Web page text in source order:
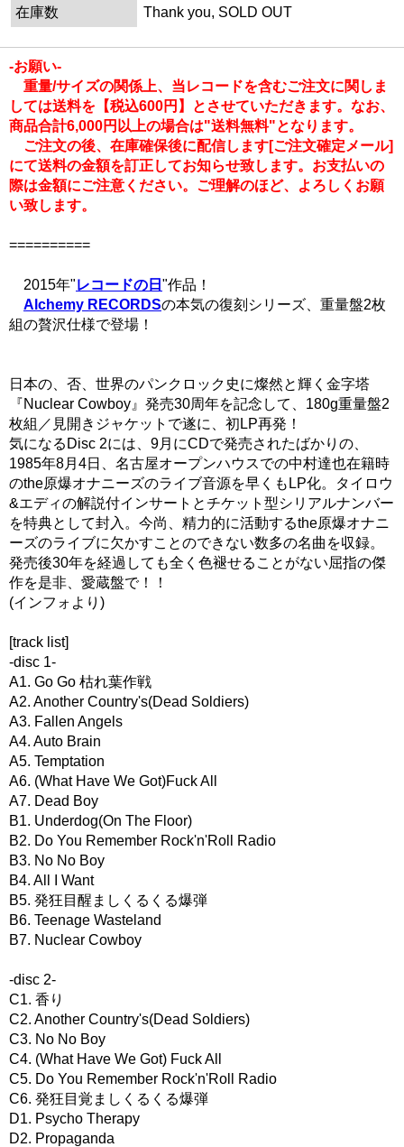
在庫数
Thank you, SOLD OUT
-お願い-
重量/サイズの関係上、当レコードを含むご注文に関しま
しては送料を【税込600円】とさせていただきます。なお、
商品合計6,000円以上の場合は"送料無料"となります。
ご注文の後、在庫確保後に配信します[ご注文確定メール]
にて送料の金額を訂正してお知らせ致します。お支払いの
際は金額にご注意ください。ご理解のほど、よろしくお願
い致します。
==========
2015年"レコードの日 "作品！
Alchemy RECORDSの本気の復刻シリーズ、重量盤2枚
組の贅沢仕様で登場！
日本の、否、世界のパンクロック史に燦然と輝く金字塔
『Nuclear Cowboy』発売30周年を記念して、180g重量盤2
枚組／見開きジャケットで遂に、初LP再発！
気になるDisc 2には、9月にCDで発売されたばかりの、
1985年8月4日、名古屋オープンハウスでの中村達也在籍時
のthe原爆オナニーズのライブ音源を早くもLP化。タイロウ
&エディの解説付インサートとチケット型シリアルナンバー
を特典として封入。今尚、精力的に活動するthe原爆オナニ
ーズのライブに欠かすことのできない数多の名曲を収録。
発売後30年を経過しても全く色褪せることがない屈指の傑
作を是非、愛蔵盤で！！
(インフォより)
[track list]
-disc 1-
A1. Go Go 枯れ葉作戦
A2. Another Country's(Dead Soldiers)
A3. Fallen Angels
A4. Auto Brain
A5. Temptation
A6. (What Have We Got)Fuck All
A7. Dead Boy
B1. Underdog(On The Floor)
B2. Do You Remember Rock'n'Roll Radio
B3. No No Boy
B4. All I Want
B5. 発狂目醒ましくるくる爆弾
B6. Teenage Wasteland
B7. Nuclear Cowboy
-disc 2-
C1. 香り
C2. Another Country's(Dead Soldiers)
C3. No No Boy
C4. (What Have We Got) Fuck All
C5. Do You Remember Rock'n'Roll Radio
C6. 発狂目覚ましくるくる爆弾
D1. Psycho Therapy
D2. Propaganda